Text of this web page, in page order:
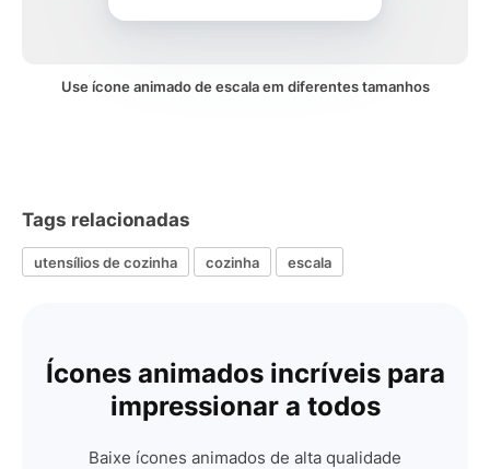
Use ícone animado de escala em diferentes tamanhos
Tags relacionadas
utensílios de cozinha cozinha escala
Ícones animados incríveis para
impressionar a todos
Baixe ícones animados de alta qualidade